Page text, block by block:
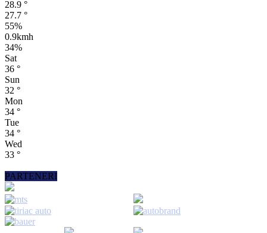
28.9 °
27.7 °
55%
0.9kmh
34%
Sat
36 °
Sun
32 °
Mon
34 °
Tue
34 °
Wed
33 °
PARTENERI